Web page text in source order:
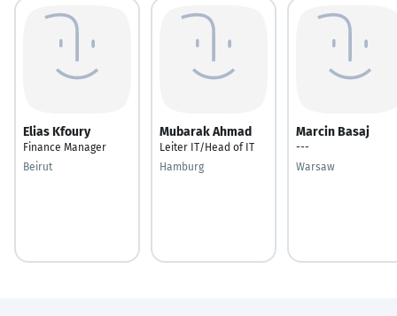
Elias Kfoury
Finance Manager
Beirut
Mubarak Ahmad
Leiter IT/Head of IT
Hamburg
Marcin Basaj
---
Warsaw